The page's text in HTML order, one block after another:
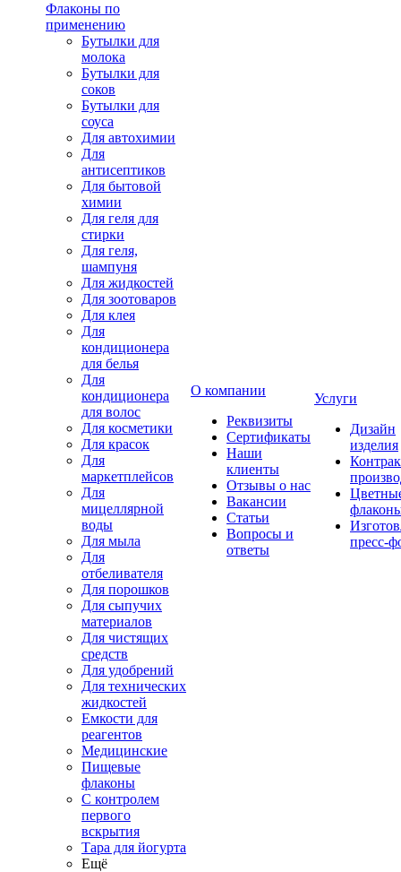
Флаконы по
применению
Бутылки для
молока
Бутылки для
соков
Бутылки для
соуса
Для автохимии
Для
антисептиков
Для бытовой
химии
Для геля для
стирки
Для геля,
шампуня
Для жидкостей
Для зоотоваров
Для клея
Для
кондиционера
для белья
Для
кондиционера
для волос
Для косметики
Для красок
Для
маркетплейсов
Для
мицеллярной
воды
Для мыла
Для
отбеливателя
Для порошков
Для сыпучих
материалов
Для чистящих
средств
Для удобрений
Для технических
жидкостей
Емкости для
реагентов
Медицинские
Пищевые
флаконы
С контролем
первого
вскрытия
Тара для йогурта
Ещё
О компании
Реквизиты
Сертификаты
Наши
клиенты
Отзывы о нас
Вакансии
Статьи
Вопросы и
ответы
Услуги
Дизайн
изделия
пресс-